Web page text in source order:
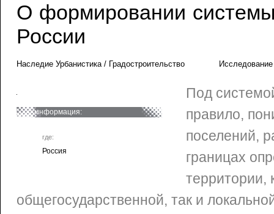
О формировании
России
Наследие Урбанистика / Градостроительство Исследование
информация:
где:
Россия
Под
правило,
поселений,
границах
территории,
общегосударственной, так и